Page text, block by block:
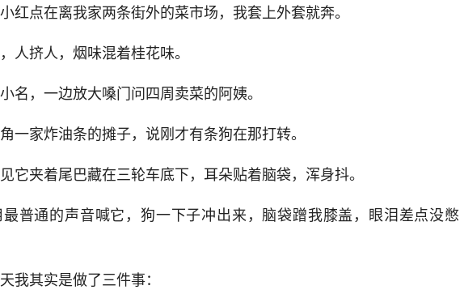
红点在离我家两条街外的菜市场，我套上外套就奔。
人挤人，烟味混着桂花味。
名，一边放大嗓门问四周卖菜的阿姨。
一家炸油条的摊子，说刚才有条狗在那打转。
它夹着尾巴藏在三轮车底下，耳朵贴着脑袋，浑身抖。
普通的声音喊它，狗一下子冲出来，脑袋蹭我膝盖，眼泪差点没憋
我其实是做了三件事：